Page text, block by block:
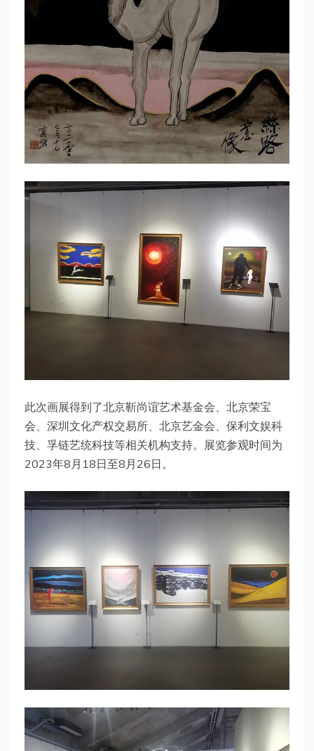
此次画展得到了北京靳尚谊艺术基金会、北京荣宝
会、深圳文化产权交易所、北京艺金会、保利文娱科
技、孚链艺统科技等相关机构支持。展览参观时间为
2023年8月18日至8月26日。